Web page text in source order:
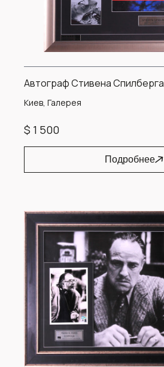
Автограф Стивена Спилберга
Киев, Галерея
$ 1 500
Подробнее